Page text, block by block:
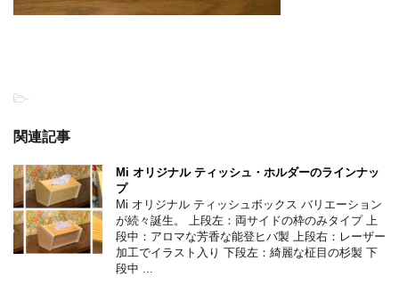
-
関連記事
Mi オリジナル ティッシュ・ホルダーのラインナッ
プ
Mi オリジナル ティッシュボックス バリエーション
が続々誕生。 上段左：両サイドの枠のみタイプ 上
段中：アロマな芳香な能登ヒバ製 上段右：レーザー
加工でイラスト入り 下段左：綺麗な柾目の杉製 下
段中 ...